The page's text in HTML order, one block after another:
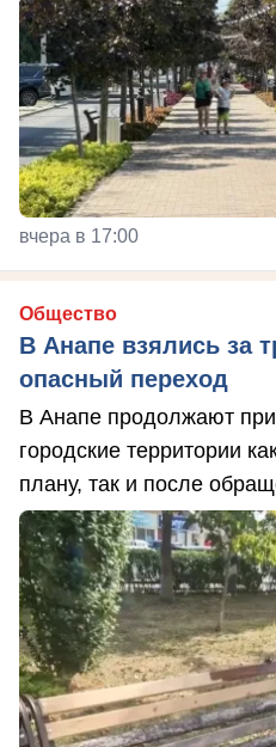
вчера в 17:00
Общество
В Анапе взялись за
опасный переход
В Анапе продолжают
городские территории
плану, так и после